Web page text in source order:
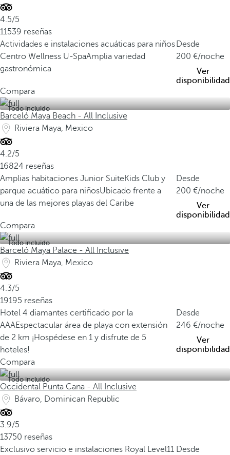
4.5/5
11539 reseñas
Actividades e instalaciones acuáticas para niños
Centro Wellness U-SpaAmplia variedad
gastronómica
Desde
200
/noche
Ver
disponibilidad
Compara
Todo incluido
Barceló Maya Beach - All Inclusive
Riviera Maya, Mexico
4.2/5
16824 reseñas
Amplias habitaciones Junior SuiteKids Club y
parque acuático para niñosUbicado frente a
una de las mejores playas del Caribe
Desde
200
/noche
Ver
disponibilidad
Compara
Todo incluido
Barceló Maya Palace - All Inclusive
Riviera Maya, Mexico
4.3/5
19195 reseñas
Hotel 4 diamantes certificado por la
AAAEspectacular área de playa con extensión
de 2 km ¡Hospédese en 1 y disfrute de 5
hoteles!
Desde
246
/noche
Ver
disponibilidad
Compara
Todo incluido
Occidental Punta Cana - All Inclusive
Bávaro, Dominican Republic
3.9/5
13750 reseñas
Exclusivo servicio e instalaciones Royal Level11 Desde